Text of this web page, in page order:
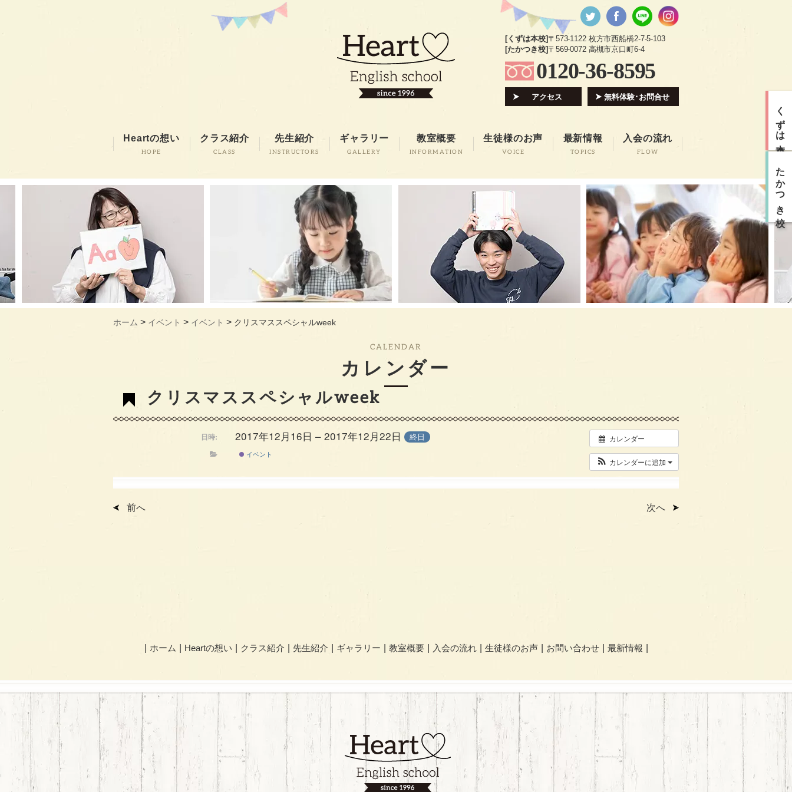
[くずは本校]〒573-1122 枚方市西船橋2-7-5-103
[たかつき校]〒569-0072 高槻市京口町6-4
0120-36-8595
アクセス 無料体験･お問合せ
Heartの想い
HOPE
クラス紹介
CLASS
先生紹介
INSTRUCTORS
ギャラリー
GALLERY
教室概要
INFORMATION
生徒様のお声
VOICE
最新情報
TOPICS
入会の流れ
FLOW
ホーム > イベント > イベント > クリスマススペシャルweek
CALENDAR
カレンダー
クリスマススペシャルweek
カレンダー
カレンダーに追加
日時: 2017年12月16日 – 2017年12月22日 終日
イベント
前へ 次へ
ホーム Heartの想い クラス紹介 先生紹介 ギャラリー 教室概要 入会の流れ 生徒様のお声 お問い合わせ 最新情報
くずは本校
たかつき校